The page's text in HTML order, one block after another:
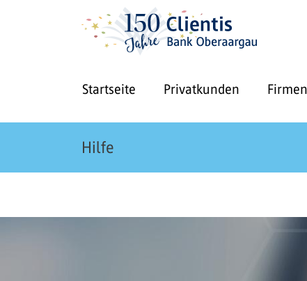
Startseite Privatkunden
Hilfe